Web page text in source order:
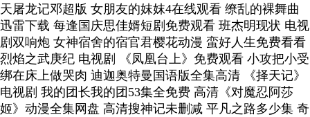
天屠龙记邓超版 女朋友的妺妺4在线观看 缭乱的裸舞曲
迅雷下载 每逢国庆思佳婿短剧免费观看 班杰明现状 电视
剧双响炮 女神宿舍的宿官君樱花动漫 蛮好人生免费看看
烈焰之武庚纪 电视剧 《凤凰台上》免费观看 小攻把小受
绑在床上做哭肉 迪迦奥特曼国语版全集高清 《择天记》
电视剧 我的团长我的团53集全免费 高清《对魔忍阿莎
姬》动漫全集网盘 高清搜神记未删减 平凡之路多少集 奇